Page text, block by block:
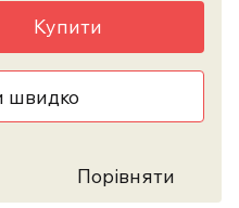
Купити
швидко
Порівняти